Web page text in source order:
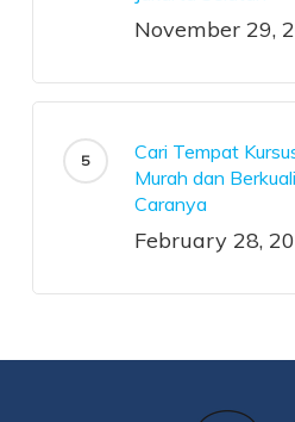
November 29,
Cari Tempat
Murah dan
Caranya
February 28,